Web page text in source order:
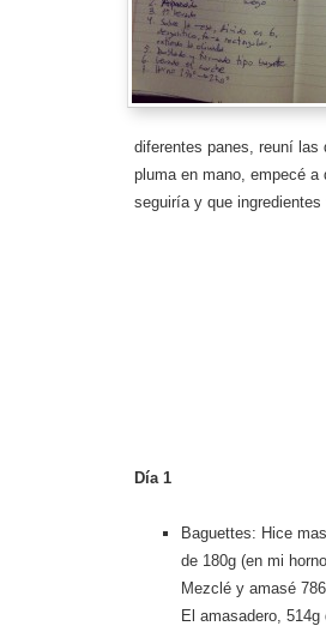
diferentes panes, reuní las
pluma en mano, empecé a
seguiría y que ingredientes
Día 1
Baguettes: Hice
de 180g (en mi
Mezclé y amasé
El amasadero,